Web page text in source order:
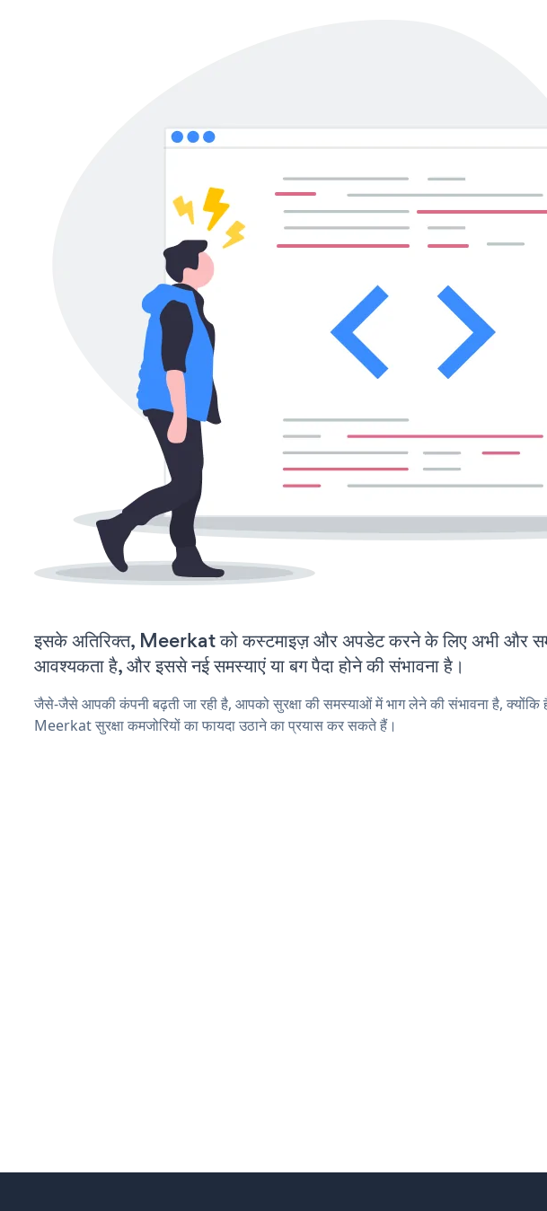
इसके अतिरिक्त, Meerkat को कस्टमाइज़ और अपडेट करने के लिए अभी और
आवश्यकता है, और इससे नई समस्याएं या बग पैदा होने की संभावना है।
जैसे-जैसे आपकी कंपनी बढ़ती जा रही है, आपको सुरक्षा की समस्याओं में भाग लेने की संभावना है, क्योंकि
Meerkat सुरक्षा कमजोरियों का फायदा उठाने का प्रयास कर सकते हैं।